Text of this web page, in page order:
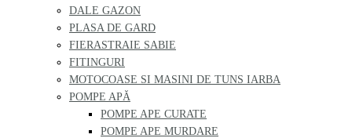
DALE GAZON
PLASA DE GARD
FIERASTRAIE SABIE
FITINGURI
MOTOCOASE SI MASINI DE TUNS IARBA
POMPE APĂ
POMPE APE CURATE
POMPE APE MURDARE